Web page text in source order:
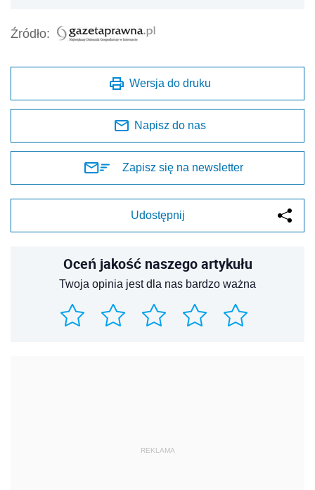
Źródło:
Wersja do druku
Napisz do nas
Zapisz się na newsletter
Udostępnij
Oceń jakość naszego artykułu
Twoja opinia jest dla nas bardzo ważna
REKLAMA